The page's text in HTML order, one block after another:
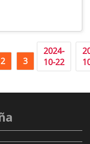
2 3 4
2024-
10-22